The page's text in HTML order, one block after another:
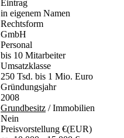
Eintrag
in eigenem Namen
Rechtsform
GmbH
Personal
bis 10 Mitarbeiter
Umsatzklasse
250 Tsd. bis 1 Mio. Euro
Gründungsjahr
2008
Grundbesitz / Immobilien
Nein
Preisvorstellung €(EUR)